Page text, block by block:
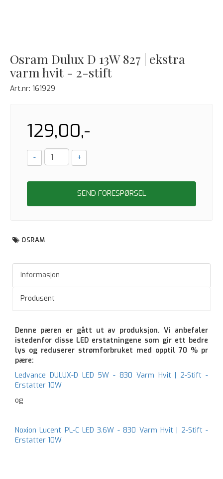
Osram Dulux D 13W 827 | ekstra
varm hvit - 2-stift
Art.nr: 161929
129,00,-
- +
SEND FORESPØRSEL
OSRAM
Informasjon
Produsent
Denne pæren er gått ut av produksjon. Vi anbefaler
istedenfor disse LED erstatningene som gir ett bedre
lys og reduserer strømforbruket med opptil 70 % pr
pære:
Ledvance DULUX-D LED 5W - 830 Varm Hvit | 2-Stift -
Erstatter 10W
og
Noxion Lucent PL-C LED 3.6W - 830 Varm Hvit | 2-Stift -
Erstatter 10W